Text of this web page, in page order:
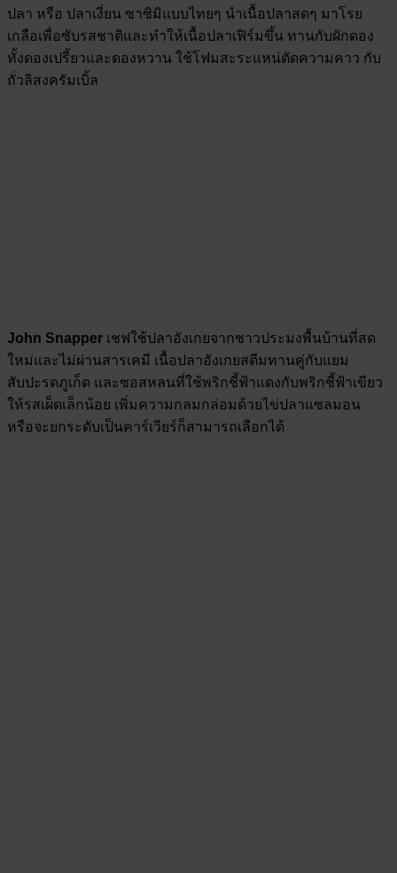
ปลา หรือ ปลาเงี่ยน ซาซิมิแบบไทยๆ นำเนื้อปลาสดๆ มาโรย
เกลือเพื่อซับรสชาติและทำให้เนื้อปลาเฟิร์มขึ้น ทานกับผักดอง
ทั้งดองเปรี้ยวและดองหวาน ใช้โฟมสะระแหน่ตัดความคาว กับ
ถั่วลิสงครัมเบิ้ล
John Snapper เชฟใช้ปลาอังเกยจากชาวประมงพื้นบ้านที่สด
ใหม่และไม่ผ่านสารเคมี เนื้อปลาอังเกยสตีมทานคู่กับแยม
สับปะรดภูเก็ต และซอสหลนที่ใช้พริกชี้ฟ้าแดงกับพริกชี้ฟ้าเขียว
ให้รสเผ็ดเล็กน้อย เพิ่มความกลมกล่อมด้วยไข่ปลาแซลมอน
หรือจะยกระดับเป็นคาร์เวียร์ก็สามารถเลือกได้